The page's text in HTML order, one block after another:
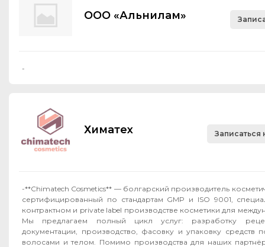
ООО «Альнилам»
-
Химатех Записаться
-**Chimatech Cosmetics** — болгарский производитель
сертифицированный по стандартам GMP и ISO 9001,
контрактном и private label производстве косметики для
Мы предлагаем полный цикл услуг: разработку
документации, производство, фасовку и упаковку средств
волосами и телом. Помимо производства для наших партнёров, мы развиваем